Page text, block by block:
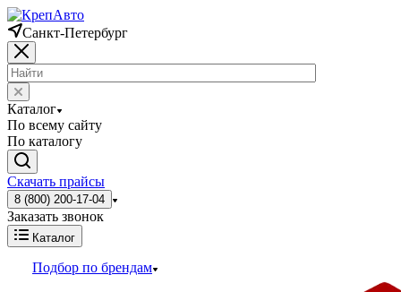
Санкт-Петербург
Каталог
По всему сайту
По каталогу
Скачать прайсы
8 (800) 200-17-04
Заказать звонок
Каталог
Подбор по брендам